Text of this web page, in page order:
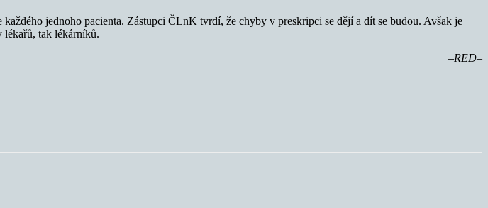
jednoho pacienta. Zástupci ČLnK tvrdí, že chyby v preskripci se dějí a dít se budou. Avšak je
lékařů, tak lékárníků.
–RED–